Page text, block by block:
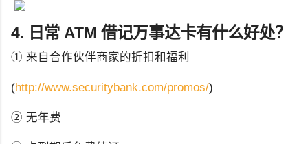
4. 日常 ATM 借记万事达卡有什么好处？
① 来自合作伙伴商家的折扣和福利
(http://www.securitybank.com/promos/)
② 无年费